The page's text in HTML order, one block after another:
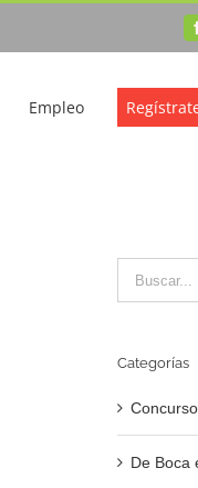
Empleo
Buscar:
Categorías
De Boca